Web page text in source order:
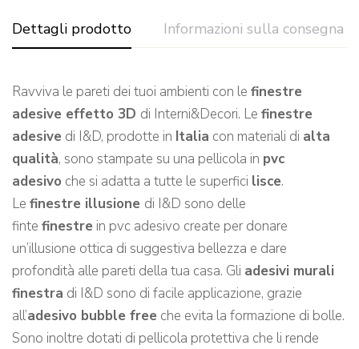
Dettagli prodotto Informazioni sulla consegna
Ravviva le pareti dei tuoi ambienti con le finestre
adesive effetto 3D di Interni&Decori. Le finestre
adesive di I&D, prodotte in Italia con materiali di alta
qualità, sono stampate su una pellicola in pvc
adesivo che si adatta a tutte le superfici lisce.
Le finestre illusione di I&D sono delle
finte finestre in pvc adesivo create per donare
un’illusione ottica di suggestiva bellezza e dare
profondità alle pareti della tua casa. Gli adesivi murali
finestra di I&D sono di facile applicazione, grazie
all’adesivo bubble free che evita la formazione di bolle.
Sono inoltre dotati di pellicola protettiva che li rende